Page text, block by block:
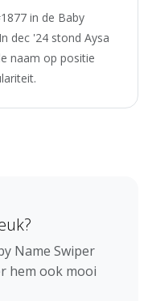
in de Baby
dec '24 stond Aysa
naam op positie
Name Swiper
hem ook mooi